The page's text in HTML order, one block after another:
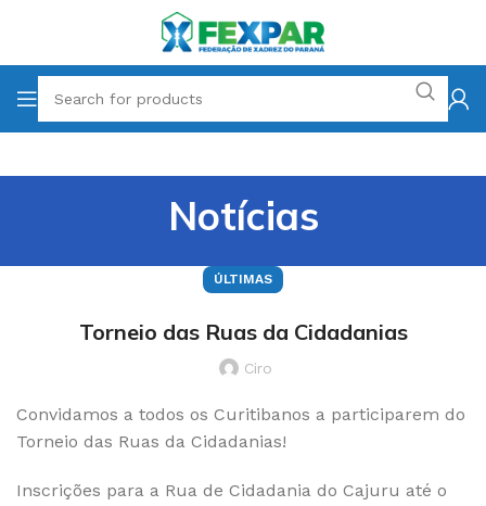
Notícias
ÚLTIMAS
Torneio das Ruas da Cidadanias
Ciro
Convidamos a todos os Curitibanos a participarem do
Torneio das Ruas da Cidadanias!
Inscrições para a Rua de Cidadania do Cajuru até o